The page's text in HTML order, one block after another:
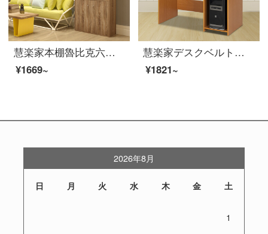
慧楽家本棚魯比克六階ドアの組合せの収納棚の積層板が調整できます。フランス香樟木色11309-3
¥1669~
慧楽家デスクベルトはファッションの简约を引き出すことができます。
¥1821~
2026年8月
日 月 火 水 木 金 土
1